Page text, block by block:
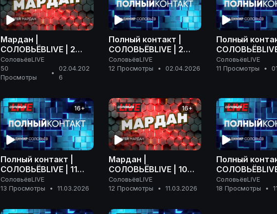
Мардан |
СОЛОВЬЁВLIVE | 2
апреля 2026 года
СоловьёвLIVE
50
Просмотры
•
02.04.202
6
Полный контакт |
СОЛОВЬЁВLIVE | 2
апреля 2026 года
СоловьёвLIVE
12 Просмотры
• 02.04.2026
Полный
марта 2026
СоловьёвLIVE
11 Просмотры
•
16+
Полный контакт |
СОЛОВЬЁВLIVE | 11
марта 2026 года
СоловьёвLIVE
13 Просмотры
• 11.03.2026
16+
Мардан |
СОЛОВЬЁВLIVE | 10
марта 2026 года
СоловьёвLIVE
12 Просмотры
• 11.03.2026
Полный
марта 2026
СоловьёвLIVE
18 Просмотры
•